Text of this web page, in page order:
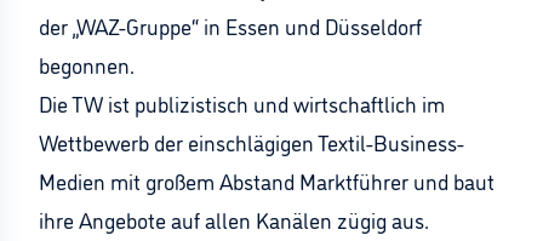
der „WAZ-Gruppe“ in Essen und Düsseldorf
begonnen.
Die TW ist publizistisch und wirtschaftlich im
Wettbewerb der einschlägigen Textil-Business-
Medien mit großem Abstand Marktführer und baut
ihre Angebote auf allen Kanälen zügig aus.